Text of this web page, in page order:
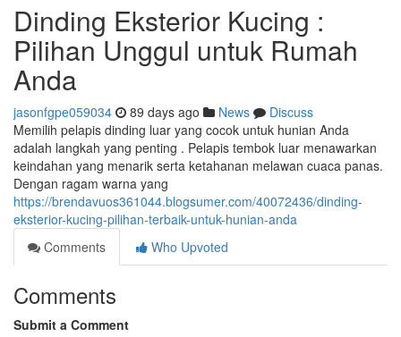
Dinding Eksterior Kucing :
Pilihan Unggul untuk Rumah
Anda
jasonfgpe059034 89 days ago News
Discuss
Memilih pelapis dinding luar yang cocok untuk hunian Anda
adalah langkah yang penting . Pelapis tembok luar menawarkan
keindahan yang menarik serta ketahanan melawan cuaca panas.
Dengan ragam warna yang
https://brendavuos361044.blogsumer.com/40072436/dinding-
eksterior-kucing-pilihan-terbaik-untuk-hunian-anda
Comments
Who Upvoted
Comments
Submit a Comment